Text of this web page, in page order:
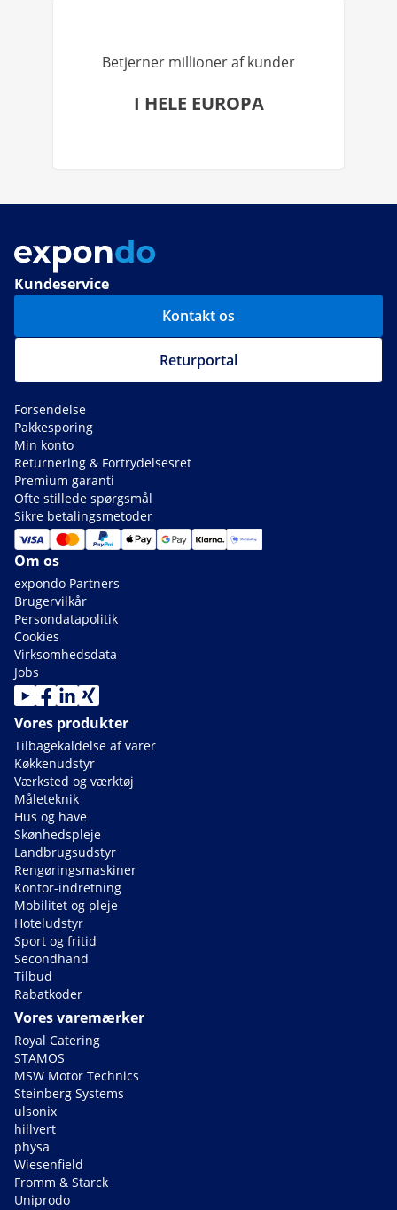
Betjerner millioner af kunder
I HELE EUROPA
Kundeservice
Kontakt os
Returportal
Forsendelse
Pakkesporing
Min konto
Returnering & Fortrydelsesret
Premium garanti
Ofte stillede spørgsmål
Sikre betalingsmetoder
Om os
expondo Partners
Brugervilkår
Persondatapolitik
Cookies
Virksomhedsdata
Jobs
Vores produkter
Tilbagekaldelse af varer
Køkkenudstyr
Værksted og værktøj
Måleteknik
Hus og have
Skønhedspleje
Landbrugsudstyr
Rengøringsmaskiner
Kontor-indretning
Mobilitet og pleje
Hoteludstyr
Sport og fritid
Secondhand
Tilbud
Rabatkoder
Vores varemærker
Royal Catering
STAMOS
MSW Motor Technics
Steinberg Systems
ulsonix
hillvert
physa
Wiesenfield
Fromm & Starck
Uniprodo